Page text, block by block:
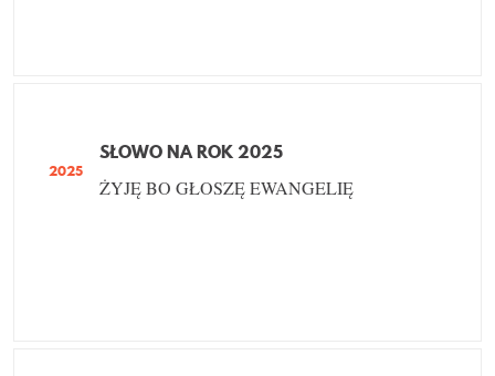
2025
SŁOWO NA ROK 2025
ŻYJĘ BO GŁOSZĘ EWANGELIĘ